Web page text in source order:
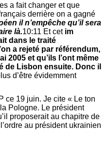
a fait changer et que
derrière on a gagné
il n’empêche qu’il sera
là.10:11 Et cet im
dans le traité
a rejeté par référendum,
2005 et qu’ils l’ont même
de Lisbon ensuite. Donc il
d’être évidemment
ce 19 juin. Je cite « Le ton
Pologne. Le président
proposerait au chapitre de
au président ukrainien